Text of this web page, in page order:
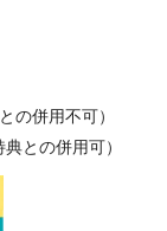
の併用不可）
典との併用可）